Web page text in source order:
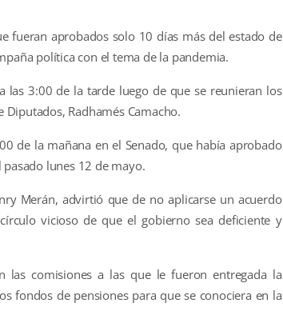
fueran aprobados solo 10 días más del estado de
política con el tema de la pandemia.
las 3:00 de la tarde luego de que se reunieran los
Radhamés Camacho.
de la mañana en el Senado, que había aprobado
lunes 12 de mayo.
Merán, advirtió que de no aplicarse un acuerdo
vicioso de que el gobierno sea deficiente y
las comisiones a las que le fueron entregada la
fondos de pensiones para que se conociera en la